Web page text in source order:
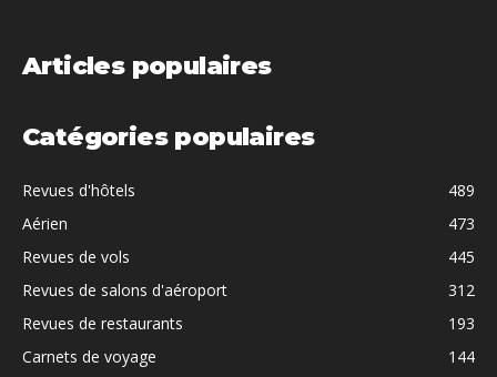
Articles populaires
Catégories populaires
Revues d'hôtels
489
Aérien
473
Revues de vols
445
Revues de salons d'aéroport
312
Revues de restaurants
193
Carnets de voyage
144